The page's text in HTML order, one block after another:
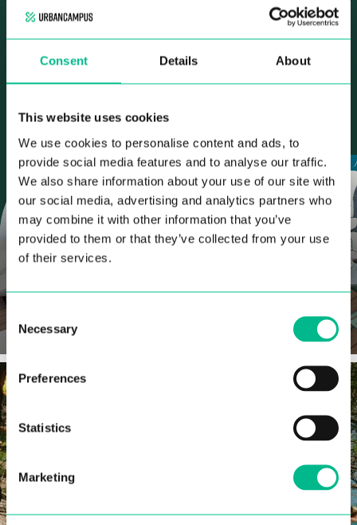
Consent Details About
This website uses cookies
We use cookies to personalise content and ads, to
provide social media features and to analyse our traffic.
We also share information about your use of our site with
our social media, advertising and analytics partners who
may combine it with other information that you’ve
provided to them or that they’ve collected from your use
of their services.
Consent
Selection
Necessary
Preferences
Statistics
Marketing
Travailler ensemble pour réduire notre impact sur
l’environnement
FEED